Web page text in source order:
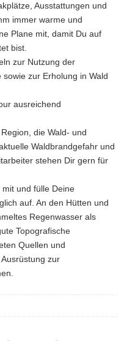
Ausstattungen und
immer warme und
Plane mit, damit Du auf
bist.
zur Nutzung der
zur Erholung in Wald
ausreichend
die Wald- und
Waldbrandgefahr und
stehen Dir gern für
und fülle Deine
auf. An den Hütten und
Regenwasser als
Topografische
Quellen und
zur